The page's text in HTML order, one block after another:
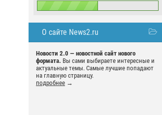
О сайте News2.ru
Новости 2.0 — новостной сайт нового
формата. Вы сами выбираете интересные и
актуальные темы. Самые лучшие попадают
на главную страницу.
подробнее →